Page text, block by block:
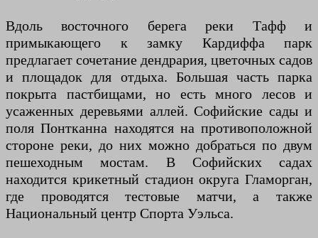
Вдоль восточного берега реки Тафф и
примыкающего к замку Кардиффа парк
предлагает сочетание дендрария, цветочных садов
и площадок для отдыха. Большая часть парка
покрыта пастбищами, но есть много лесов и
усаженных деревьями аллей. Софийские сады и
поля Понтканна находятся на противоположной
стороне реки, до них можно добраться по двум
пешеходным мостам. В Софийских садах
находится крикетный стадион округа Гламорган,
где проводятся тестовые матчи, а также
Национальный центр Спорта Уэльса.